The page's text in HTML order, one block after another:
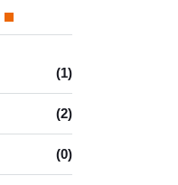
(1)
(2)
(0)